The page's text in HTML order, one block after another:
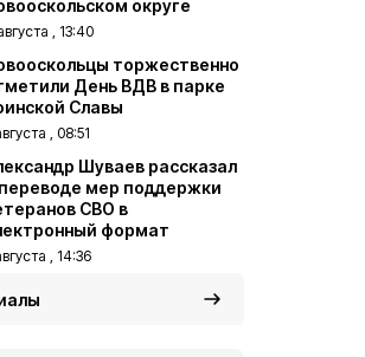
округе
, 13:40
торжественно
День ВДВ в парке
Славы
, 08:51
Шуваев рассказал
мер поддержки
СВО в
формат
, 14:36